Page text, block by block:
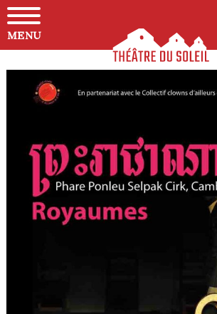
MENU